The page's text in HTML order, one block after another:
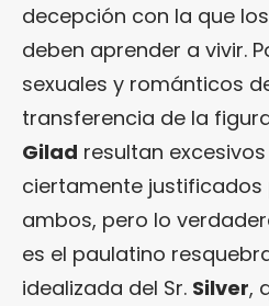
decepción con la que
deben aprender a vivir.
sexuales y románticos
transferencia de la
Gilad resultan
ciertamente
ambos, pero lo
es el paulatino
idealizada del Sr. Silver,